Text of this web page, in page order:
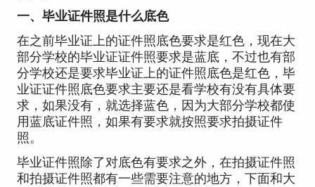
一、毕业证件照是什么底色
在之前毕业证上的证件照底色要求是红色，现在大
部分学校的毕业证证件照要求是蓝底，不过也有部
分学校还是要求毕业证上的证件照底色是红色，毕
业证证件照底色要求主要还是看学校有没有具体要
求，如果没有，就选择蓝色，因为大部分学校都使
用蓝底证件照，如果有要求就按照要求拍摄证件
照。
毕业证件照除了对底色有要求之外，在拍摄证件照
和拍摄证件照都有一些需要注意的地方，下面和大